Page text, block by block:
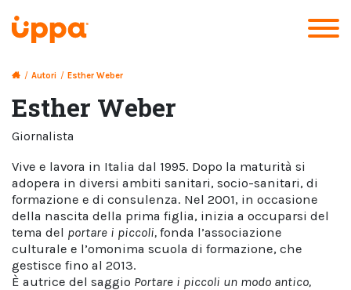
/ Autori / Esther Weber
Esther Weber
giornalista
Vive e lavora in Italia dal 1995. Dopo la maturità si
adopera in diversi ambiti sanitari, socio-sanitari, di
formazione e di consulenza. Nel 2001, in occasione
della nascita della prima figlia, inizia a occuparsi del
tema del portare i piccoli, fonda l’associazione
culturale e l’omonima scuola di formazione, che
gestisce fino al 2013.
È autrice del saggio Portare i piccoli un modo antico,